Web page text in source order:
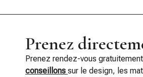
Prenez
Prenez rendez-vous
conseillons sur le design, les